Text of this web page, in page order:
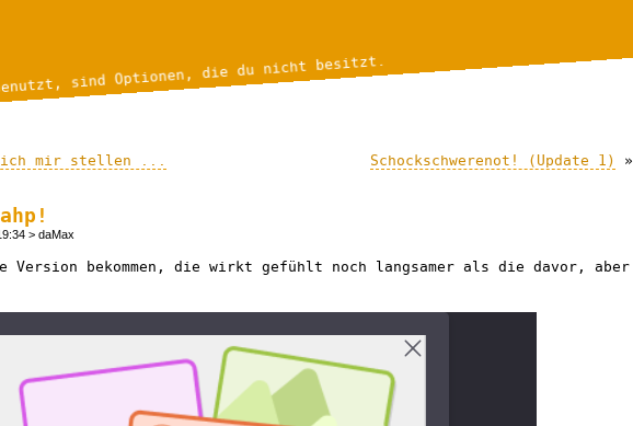
sind Optionen, die du nicht besitzt.
mir stellen ... Schockschwerenot! (Update 1) »
> daMax
Version bekommen, die wirkt gefühlt noch langsamer als die davor, aber